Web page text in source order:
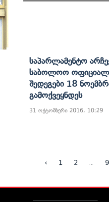
Საპარლამენტო
Საბოლოო
Შედეგები 18
Გამოქვეყნდეს
31 ოქტომბერი 2016, 10:29
‹ 1 2 9